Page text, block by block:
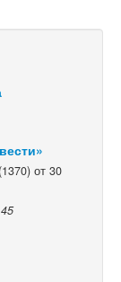
от 30